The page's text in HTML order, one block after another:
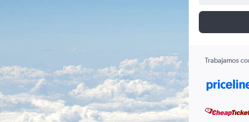
Trabajamos